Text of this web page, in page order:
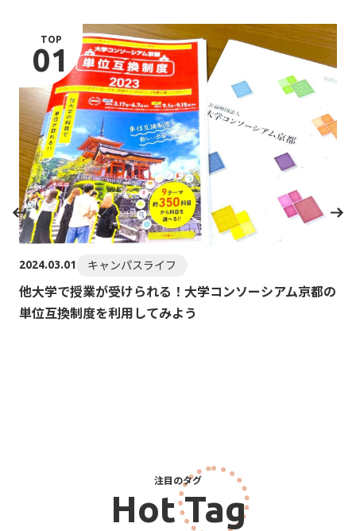
TOP
01
2024.03.01 キャンパスライフ
他大学で授業が受けられる！⼤学コンソーシアム京都の
単位互換制度を利用してみよう
注目のタグ
Hot Tag